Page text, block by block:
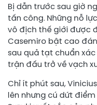
Bị dẫn trước sau giờ
tấn công. Những nỗ
vô địch thế giới được
Casemiro bật cao
sau quả tạt chuẩn
trận đấu trở về vạch
Chỉ ít phút sau,
lên nhưng cú dứt